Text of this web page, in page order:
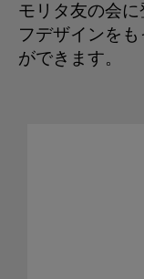
モリタ友の会
フデザインを
ができます。